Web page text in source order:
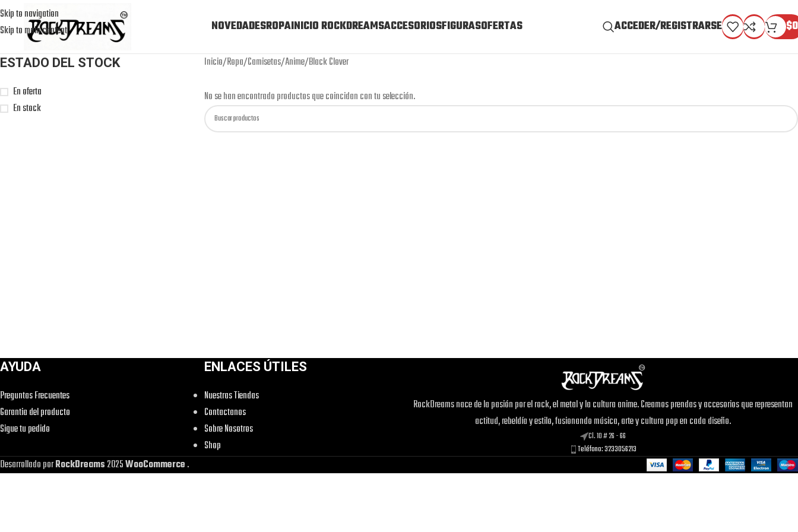
Skip to navigation
Skip to main content
NOVEDADESROPAINICIO ROCKDREAMSACCESORIOSFIGURASOFERTAS ACCEDER/REGISTRARSE $0
ESTADO DEL STOCK
En oferta
En stock
Inicio Ropa Camisetas Anime Black Clover
No se han encontrado productos que coincidan con tu selección.
AYUDA
Preguntas Frecuentes
Garantia del producto
Sigue tu pedido
ENLACES ÚTILES
Nuestras Tiendas
Contactanos
Sobre Nosotros
Shop
RockDreams nace de la pasión por el rock, el metal y la cultura anime. Creamos prendas y accesorios que representan
actitud, rebeldía y estilo, fusionando música, arte y cultura pop en cada diseño.
Cl. 10 # 26 - 66
Teléfono: 3233056213
Desarrollado porRockDreams2025WooCommerce.